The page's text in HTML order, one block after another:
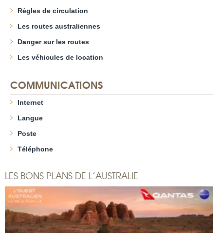
Règles de circulation
Les routes australiennes
Danger sur les routes
Les véhicules de location
COMMUNICATIONS
Internet
Langue
Poste
Téléphone
LES BONS PLANS DE L’AUSTRALIE